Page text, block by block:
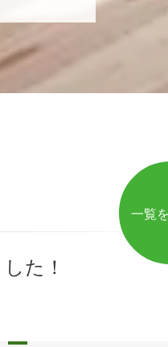
た！
一覧